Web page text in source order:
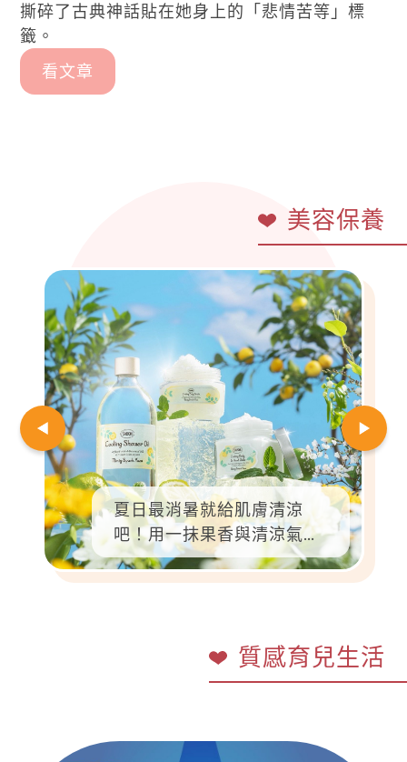
撕碎了古典神話貼在她身上的「悲情苦等」標
籤。
看文章
美容保養
夏日最消暑就給肌膚清涼
吧！用一抹果香與清涼氣
息，把日常過成度假風景
質感育兒生活